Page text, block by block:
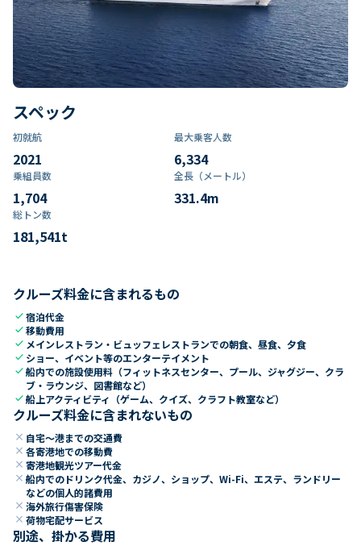
スペック
初就航
2021
最大乗客人数
6,334
乗組員数​
1,704
全長（メートル）
331.4m
総トン数​
181,541t
クルーズ料金に含まれるもの
check宿泊代金
check移動費用
check メインレストラン・ビュッフェレストランでの朝食、昼食、夕食
check ショー、イベント等のエンターテイメント
check船内での施設使用料（フィットネスセンター、プール、ジャグジー、クラ
ブ・ラウンジ、図書館など）
check船上アクティビティ（ゲーム、クイズ、クラフト教室など）
クルーズ料金に含まれないもの
close 自宅～港までの交通費
close 各寄港地での移動費
close 寄港地観光ツアー代金
close 船内でのドリンク代金、カジノ、ショップ、Wi-Fi、エステ、ランドリー
などの個人的諸費用
close 海外旅行傷害保険
close 荷物宅配サービス
別途、掛かる費用